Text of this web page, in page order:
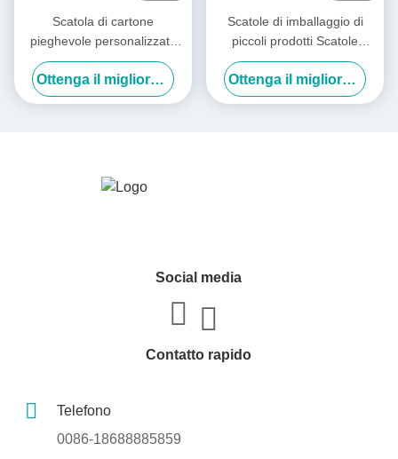
Scatola di cartone
pieghevole personalizzata
Confezione rigida vuota per
compleanno Scatola regalo
rituale grande Scatola di libri
Ottenga il migliore prezzo
Scatole di imballaggio di
piccoli prodotti Scatole
regalo abbastanza rigide per
fiori da abito
Ottenga il migliore prezzo
Social media
Contatto rapido
Telefono
0086-18688885859